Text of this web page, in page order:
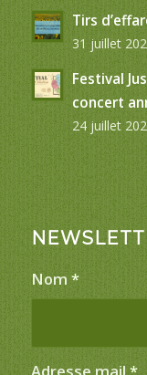
Tirs
31 juillet
Festival
concert
24 juillet
Nom *
Adresse mail *